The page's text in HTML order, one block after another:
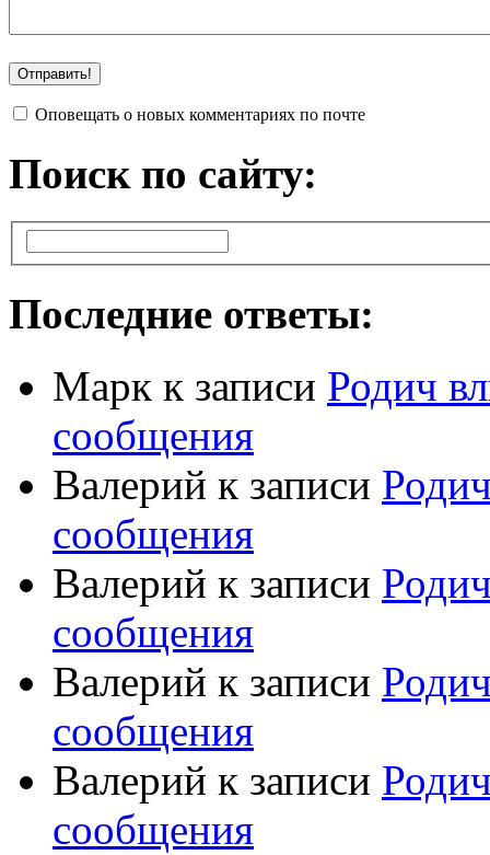
Оповещать о новых комментариях по почте
Поиск по сайту:
Последние ответы:
Марк к записи Родич
сообщения
Валерий к записи
сообщения
Валерий к записи
сообщения
Валерий к записи
сообщения
Валерий к записи
сообщения